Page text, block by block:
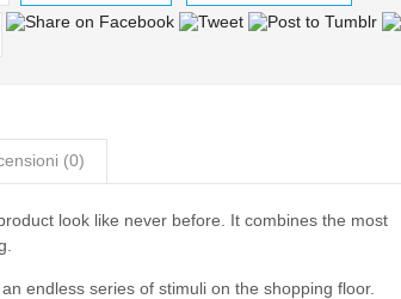
(0)
look like never before. It combines the most
endless series of stimuli on the shopping floor.